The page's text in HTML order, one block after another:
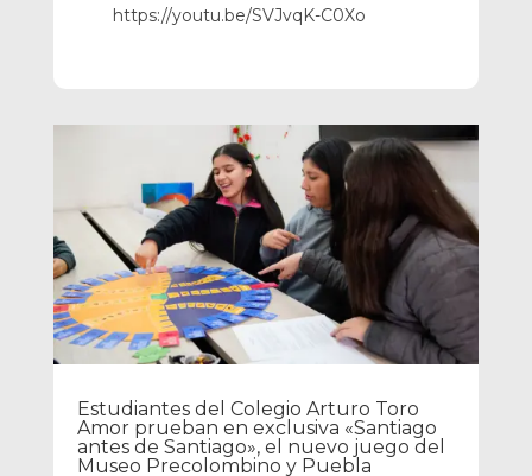
Estudiantes del Colegio Arturo Toro
Amor prueban en exclusiva «Santiago
antes de Santiago», el nuevo juego del
Museo Precolombino y Puebla
https://youtu.be/SVJvqK-C0Xo